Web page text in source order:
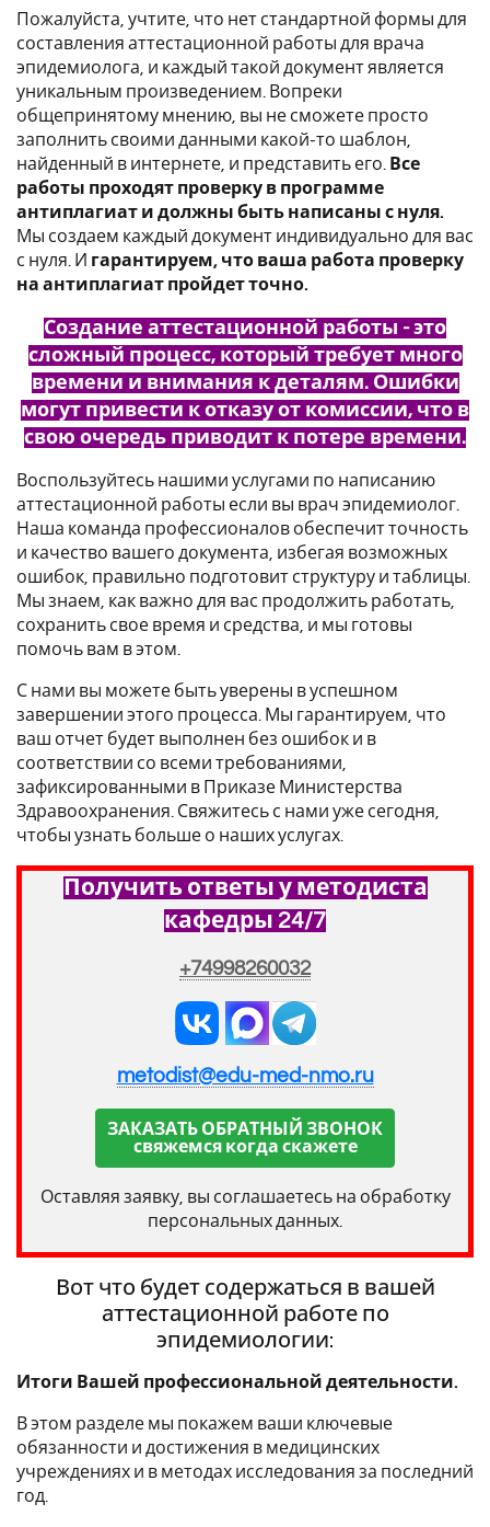
Пожалуйста, учтите, что нет стандартной формы для
составления аттестационной работы для врача
эпидемиолога, и каждый такой документ является
уникальным произведением. Вопреки
общепринятому мнению, вы не сможете просто
заполнить своими данными какой-то шаблон,
найденный в интернете, и представить его. Все
работы проходят проверку в программе
антиплагиат и должны быть написаны с нуля.
Мы создаем каждый документ индивидуально для вас
с нуля. И гарантируем, что ваша работа проверку
на антиплагиат пройдет точно.
Создание аттестационной работы - это
сложный процесс, который требует много
времени и внимания к деталям. Ошибки
могут привести к отказу от комиссии, что в
свою очередь приводит к потере времени.
Воспользуйтесь нашими услугами по написанию
аттестационной работы если вы врач эпидемиолог.
Наша команда профессионалов обеспечит точность
и качество вашего документа, избегая возможных
ошибок, правильно подготовит структуру и таблицы.
Мы знаем, как важно для вас продолжить работать,
сохранить свое время и средства, и мы готовы
помочь вам в этом.
С нами вы можете быть уверены в успешном
завершении этого процесса. Мы гарантируем, что
ваш отчет будет выполнен без ошибок и в
соответствии со всеми требованиями,
зафиксированными в Приказе Министерства
Здравоохранения. Свяжитесь с нами уже сегодня,
чтобы узнать больше о наших услугах.
Получить ответы у методиста
кафедры 24/7
+74998260032
metodist@edu-med-nmo.ru
ЗАКАЗАТЬ ОБРАТНЫЙ ЗВОНОК
свяжемся когда скажете
Оставляя заявку, вы соглашаетесь на обработку
персональных данных.
Вот что будет содержаться в вашей
аттестационной работе по
эпидемиологии:
Итоги Вашей профессиональной деятельности.
В этом разделе мы покажем ваши ключевые
обязанности и достижения в медицинских
учреждениях и в методах исследования за последний
год.